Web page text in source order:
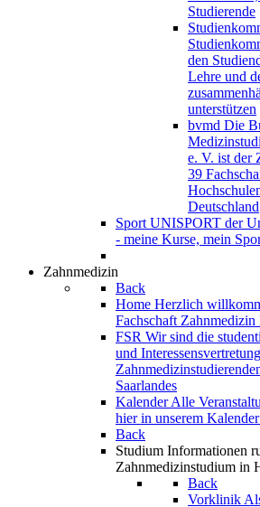
Studierende
den
Lehre und
unterstützen
bvmd Die
e. V. ist der
39
Deutschland
Sport UNISPORT der
- meine Kurse, mein
Zahnmedizin
Back
Home Herzlich
Fachschaft
FSR Wir sind die
und
Saarlandes
KalenderAlle
hier in unserem
Back
Studium Informationen
Zahnmedizinstudium in
Back
Vorklinik